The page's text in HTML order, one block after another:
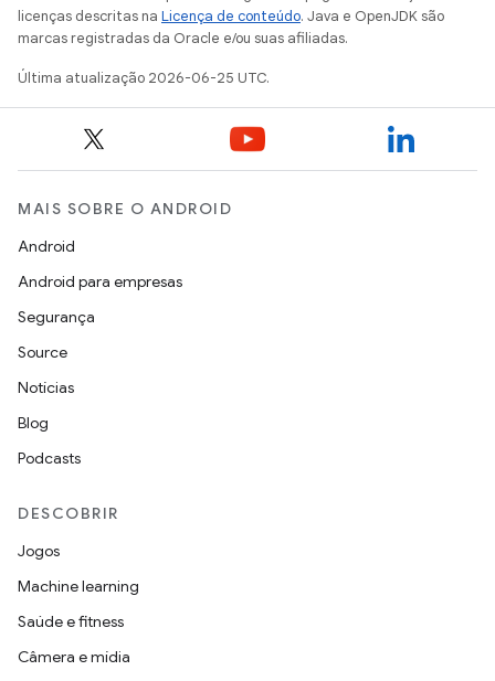
licenças descritas na Licença de conteúdo. Java e OpenJDK são
marcas registradas da Oracle e/ou suas afiliadas.
Última atualização 2026-06-25 UTC.
MAIS SOBRE O ANDROID
Android
Android para empresas
Segurança
Source
Notícias
Blog
Podcasts
DESCOBRIR
Jogos
Machine learning
Saúde e fitness
Câmera e mídia